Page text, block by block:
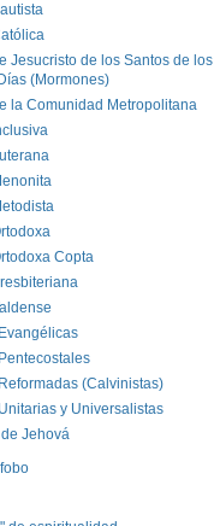
Jesucristo de los Santos de los
(Mormones)
la Comunidad Metropolitana
Copta
(Calvinistas)
y Universalistas
Jehová